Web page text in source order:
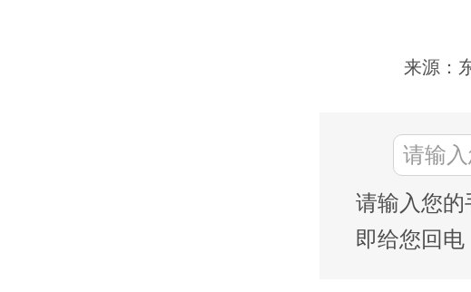
来源：
请输入您的
即给您回电